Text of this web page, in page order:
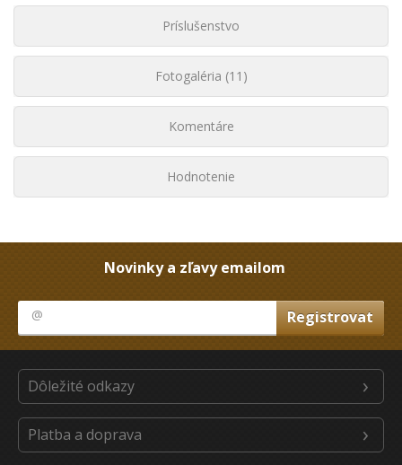
Príslušenstvo
Fotogaléria (11)
Komentáre
Hodnotenie
Novinky a zľavy emailom
Dôležité odkazy
Platba a doprava